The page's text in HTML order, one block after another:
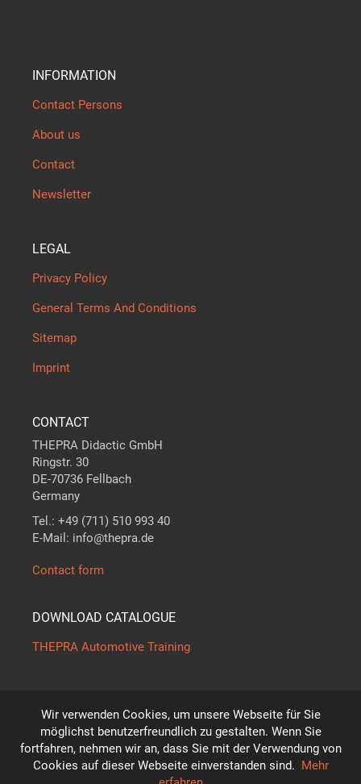
Wir verwenden Cookies, um unsere Webseite für Sie
möglichst benutzerfreundlich zu gestalten. Wenn Sie
fortfahren, nehmen wir an, dass Sie mit der Verwendung von
Cookies auf dieser Webseite einverstanden sind. Mehr
INFORMATION
Contact Persons
About us
Contact
Newsletter
LEGAL
Privacy Policy
General Terms And Conditions
Sitemap
Imprint
CONTACT
THEPRA Didactic GmbH
Ringstr. 30
DE-70736 Fellbach
Germany
Tel.: +49 (711) 510 993 40
E-Mail: info@thepra.de
Contact form
DOWNLOAD CATALOGUE
THEPRA Automotive Training
The standard inTHEORY +PRACTICE
Subject to technical modifications!
© THEPRA Didactic GmbH